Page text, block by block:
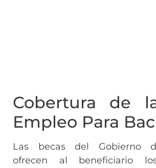
Cobertura de
Empleo Para
Las becas del Gobierno
ofrecen al beneficiario